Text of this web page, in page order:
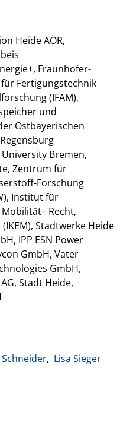
Heide AÖR,
Fraunhofer-
Fertigungstechnik
(IFAM),
und
Ostbayerischen
University Bremen,
Zentrum für
Forschung
Institut für
Recht,
Stadtwerke Heide
IPP ESN Power
GmbH, Vater
GmbH,
Stadt Heide,
, Lisa Sieger